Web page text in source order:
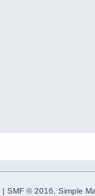
| SMF © 2016
Simple